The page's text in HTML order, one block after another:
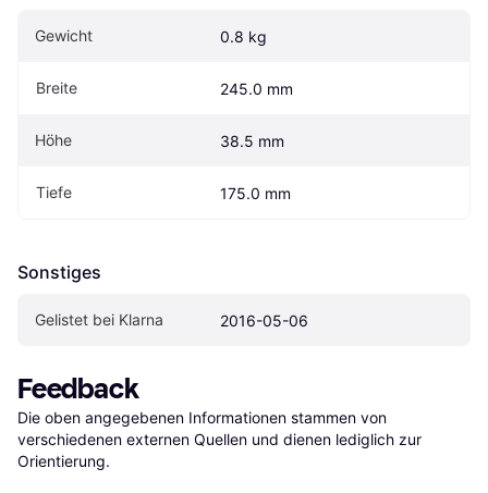
Gewicht 0.8 kg
Breite 245.0 mm
Höhe 38.5 mm
Tiefe 175.0 mm
Sonstiges
Gelistet bei Klarna 2016-05-06
Feedback
Die oben angegebenen Informationen stammen von
verschiedenen externen Quellen und dienen lediglich zur
Orientierung.